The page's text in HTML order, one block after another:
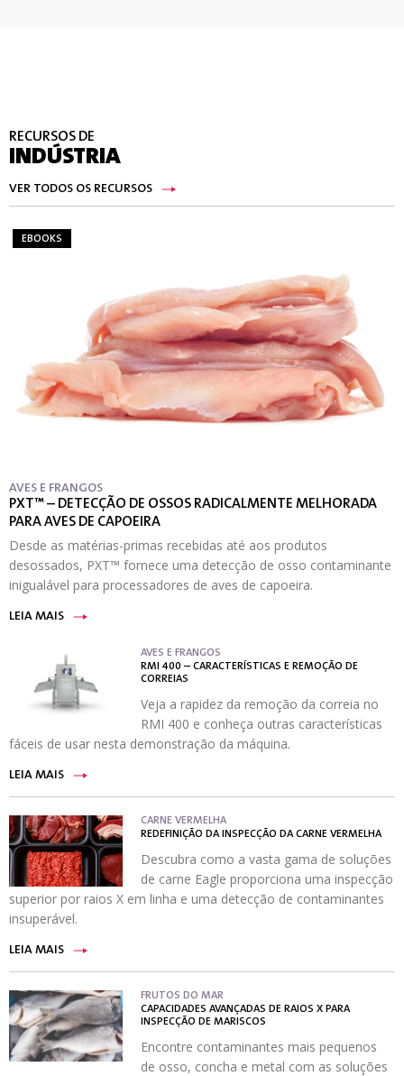
RECURSOS DE
INDÚSTRIA
VER TODOS OS RECURSOS
EBOOKS
AVES E FRANGOS
PXT™ – DETECÇÃO DE OSSOS RADICALMENTE MELHORADA
PARA AVES DE CAPOEIRA
Desde as matérias-primas recebidas até aos produtos
desossados, PXT™ fornece uma detecção de osso contaminante
inigualável para processadores de aves de capoeira.
LEIA MAIS
AVES E FRANGOS
RMI 400 – CARACTERÍSTICAS E REMOÇÃO DE
CORREIAS
Veja a rapidez da remoção da correia no
RMI 400 e conheça outras características
fáceis de usar nesta demonstração da máquina.
LEIA MAIS
CARNE VERMELHA
REDEFINIÇÃO DA INSPECÇÃO DA CARNE VERMELHA
Descubra como a vasta gama de soluções
de carne Eagle proporciona uma inspecção
superior por raios X em linha e uma detecção de contaminantes
insuperável.
LEIA MAIS
FRUTOS DO MAR
CAPACIDADES AVANÇADAS DE RAIOS X PARA
INSPECÇÃO DE MARISCOS
Encontre contaminantes mais pequenos
de osso, concha e metal com as soluções